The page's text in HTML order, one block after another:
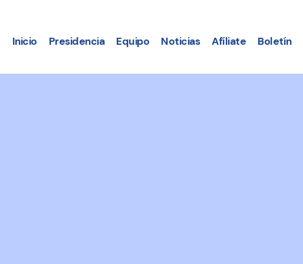
Inicio Presidencia Equipo Noticias Afíliate Boletín